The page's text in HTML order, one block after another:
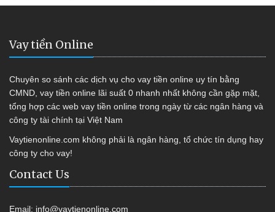
Vay tiền Online
Chuyên so sánh các dịch vụ cho vay tiền online uy tín bằng
CMND, vay tiền online lãi suất 0 nhanh nhất không cần gặp mặt,
tổng hợp các web vay tiền online trong ngày từ các ngân hàng và
công ty tài chính tại Việt Nam
Vaytienonline.com không phải là ngân hàng, tổ chức tín dụng hay
công ty cho vay!
Contact Us
Email: info@vaytienonline.com